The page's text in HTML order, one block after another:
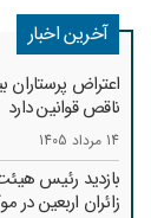
آخرین اخبار
اعتراض
ناقص قوانین دارد
14 مرداد 1405
بازدید رئیس
زائران اربعین